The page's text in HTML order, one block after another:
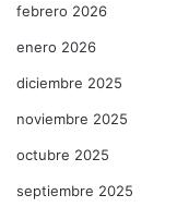
febrero 2026
enero 2026
diciembre 2025
noviembre 2025
octubre 2025
septiembre 2025